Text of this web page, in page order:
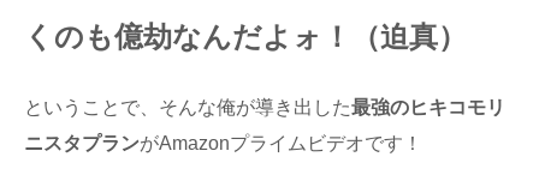
くのも億劫なんだよォ！（迫真）
ということで、そんな俺が導き出した最強のヒキコモリ
ニスタプランがAmazonプライムビデオです！